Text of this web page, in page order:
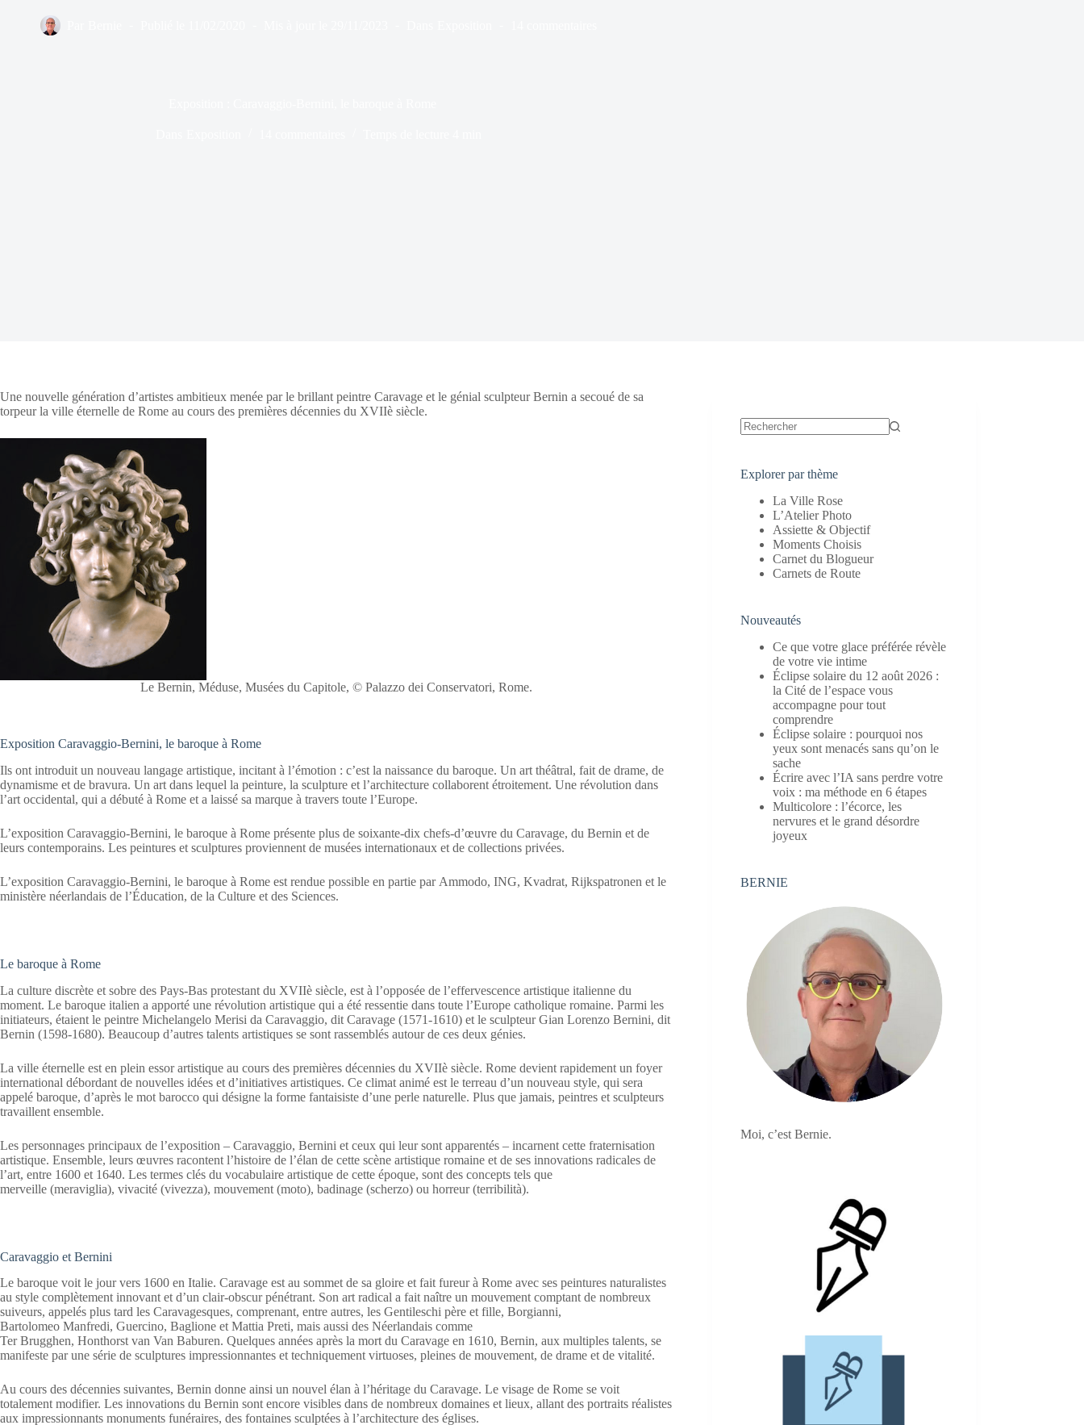
Une nouvelle génération d’artistes ambitieux menée par le brillant peintre Caravage et le génial sculpteur Bernin a secoué de sa
torpeur la ville éternelle de Rome au cours des premières décennies du XVIIè siècle.
Le Bernin, Méduse, Musées du Capitole, © Palazzo dei Conservatori, Rome.
Exposition Caravaggio-Bernini, le baroque à Rome
Ils ont introduit un nouveau langage artistique, incitant à l’émotion : c’est la naissance du baroque. Un art théâtral, fait de drame, de
dynamisme et de bravura. Un art dans lequel la peinture, la sculpture et l’architecture collaborent étroitement. Une révolution dans
l’art occidental, qui a débuté à Rome et a laissé sa marque à travers toute l’Europe.
L’exposition Caravaggio-Bernini, le baroque à Rome présente plus de soixante-dix chefs-d’œuvre du Caravage, du Bernin et de
leurs contemporains. Les peintures et sculptures proviennent de musées internationaux et de collections privées.
L’exposition Caravaggio-Bernini, le baroque à Rome est rendue possible en partie par Ammodo, ING, Kvadrat, Rijkspatronen et le
ministère néerlandais de l’Éducation, de la Culture et des Sciences.
Le baroque à Rome
La culture discrète et sobre des Pays-Bas protestant du XVIIè siècle, est à l’opposée de l’effervescence artistique italienne du
moment. Le baroque italien a apporté une révolution artistique qui a été ressentie dans toute l’Europe catholique romaine. Parmi les
initiateurs, étaient le peintre Michelangelo Merisi da Caravaggio, dit Caravage (1571-1610) et le sculpteur Gian Lorenzo Bernini, dit
Bernin (1598-1680). Beaucoup d’autres talents artistiques se sont rassemblés autour de ces deux génies.
La ville éternelle est en plein essor artistique au cours des premières décennies du XVIIè siècle. Rome devient rapidement un foyer
international débordant de nouvelles idées et d’initiatives artistiques. Ce climat animé est le terreau d’un nouveau style, qui sera
appelé baroque, d’après le mot barocco qui désigne la forme fantaisiste d’une perle naturelle. Plus que jamais, peintres et sculpteurs
travaillent ensemble.
Les personnages principaux de l’exposition – Caravaggio, Bernini et ceux qui leur sont apparentés – incarnent cette fraternisation
artistique. Ensemble, leurs œuvres racontent l’histoire de l’élan de cette scène artistique romaine et de ses innovations radicales de
l’art, entre 1600 et 1640. Les termes clés du vocabulaire artistique de cette époque, sont des concepts tels que
merveille (meraviglia), vivacité (vivezza), mouvement (moto), badinage (scherzo) ou horreur (terribilità).
Caravaggio et Bernini
Le baroque voit le jour vers 1600 en Italie. Caravage est au sommet de sa gloire et fait fureur à Rome avec ses peintures naturalistes
au style complètement innovant et d’un clair-obscur pénétrant. Son art radical a fait naître un mouvement comptant de nombreux
suiveurs, appelés plus tard les Caravagesques, comprenant, entre autres, les Gentileschi père et fille, Borgianni,
Bartolomeo Manfredi, Guercino, Baglione et Mattia Preti, mais aussi des Néerlandais comme
Ter Brugghen, Honthorst van Van Baburen. Quelques années après la mort du Caravage en 1610, Bernin, aux multiples talents, se
manifeste par une série de sculptures impressionnantes et techniquement virtuoses, pleines de mouvement, de drame et de vitalité.
Au cours des décennies suivantes, Bernin donne ainsi un nouvel élan à l’héritage du Caravage. Le visage de Rome se voit
totalement modifier. Les innovations du Bernin sont encore visibles dans de nombreux domaines et lieux, allant des portraits réalistes
aux impressionnants monuments funéraires, des fontaines sculptées à l’architecture des églises.
Explorer par thème
La Ville Rose
L’Atelier Photo
Assiette & Objectif
Moments Choisis
Carnet du Blogueur
Carnets de Route
Nouveautés
Ce que votre glace préférée révèle
de votre vie intime
Éclipse solaire du 12 août 2026 :
la Cité de l’espace vous
accompagne pour tout
comprendre
Éclipse solaire : pourquoi nos
yeux sont menacés sans qu’on le
sache
Écrire avec l’IA sans perdre votre
voix : ma méthode en 6 étapes
Multicolore : l’écorce, les
nervures et le grand désordre
joyeux
BERNIE
Moi, c’est Bernie.